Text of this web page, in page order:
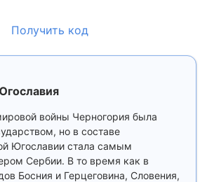
Получить код
войны Черногория была
но в составе
Югославии стала самым
Сербии. В то время как в
Босния и Герцеговина, Словения,